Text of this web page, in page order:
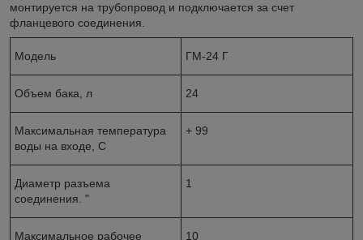
монтируется на трубопровод и подключается за счет
фланцевого соединения.
Модель ГМ-24 Г
Объем бака, л 24
Максимальная температура
воды на входе, С
+ 99
Диаметр разъема
соединения. "
1
Максимальное рабочее 10